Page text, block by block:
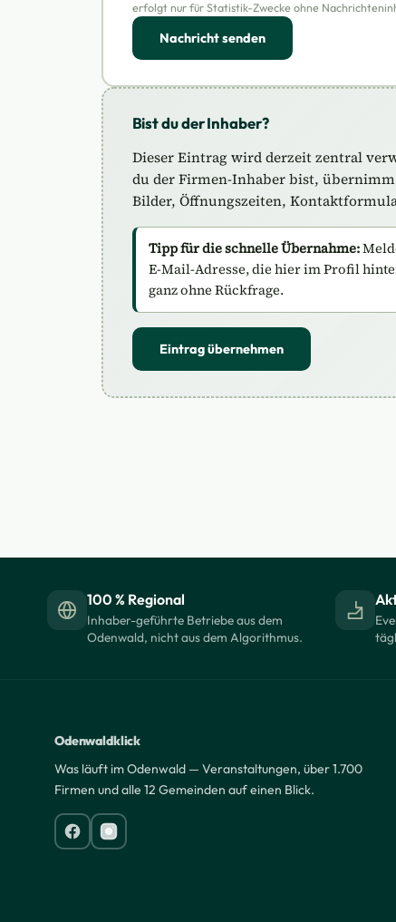
erfolgt nur für Statistik-Zwecke ohne
Nachricht senden
Bist du der Inhaber?
Dieser Eintrag wird derzeit zentral
du der Firmen-Inhaber bist,
Bilder, Öffnungszeiten,
Tipp für die schnelle Übernahme:
E-Mail-Adresse, die hier im Profil
ganz ohne Rückfrage.
Eintrag übernehmen
100 % Regional
Inhaber-geführte Betriebe aus dem
Odenwald, nicht aus dem Algorithmus.
Odenwaldklick
Was läuft im Odenwald — Veranstaltungen, über 1.700
Firmen und alle 12 Gemeinden auf einen Blick.